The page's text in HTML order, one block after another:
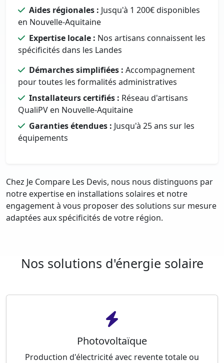
Aides régionales : Jusqu'à 1 200€ disponibles
en Nouvelle-Aquitaine
Expertise locale : Nos artisans connaissent les
spécificités dans les Landes
Démarches simplifiées : Accompagnement
pour toutes les formalités administratives
Installateurs certifiés : Réseau d'artisans
QualiPV en Nouvelle-Aquitaine
Garanties étendues : Jusqu'à 25 ans sur les
équipements
Chez Je Compare Les Devis, nous nous distinguons par
notre expertise en installations solaires et notre
engagement à vous proposer des solutions sur mesure
adaptées aux spécificités de votre région.
Nos solutions d'énergie solaire
Photovoltaïque
Production d'électricité avec revente totale ou